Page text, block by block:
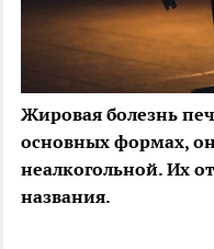
Жировая болезнь
основных формах,
неалкогольной. Их
названия.